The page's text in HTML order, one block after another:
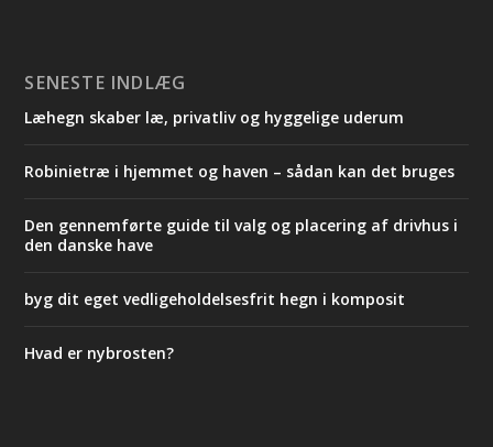
SENESTE INDLÆG
Læhegn skaber læ, privatliv og hyggelige uderum
Robinietræ i hjemmet og haven – sådan kan det bruges
Den gennemførte guide til valg og placering af drivhus i
den danske have
byg dit eget vedligeholdelsesfrit hegn i komposit
Hvad er nybrosten?